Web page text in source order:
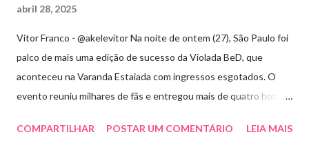
abril 28, 2025
Vitor Franco - @akelevitor Na noite de ontem (27), São Paulo foi
palco de mais uma edição de sucesso da Violada BeD, que
aconteceu na Varanda Estaiada com ingressos esgotados. O
evento reuniu milhares de fãs e entregou mais de quatro horas
de hits, Bruninho & Davi incendiaram o palco e contaram com
COMPARTILHAR POSTAR UM COMENTÁRIO LEIA MAIS